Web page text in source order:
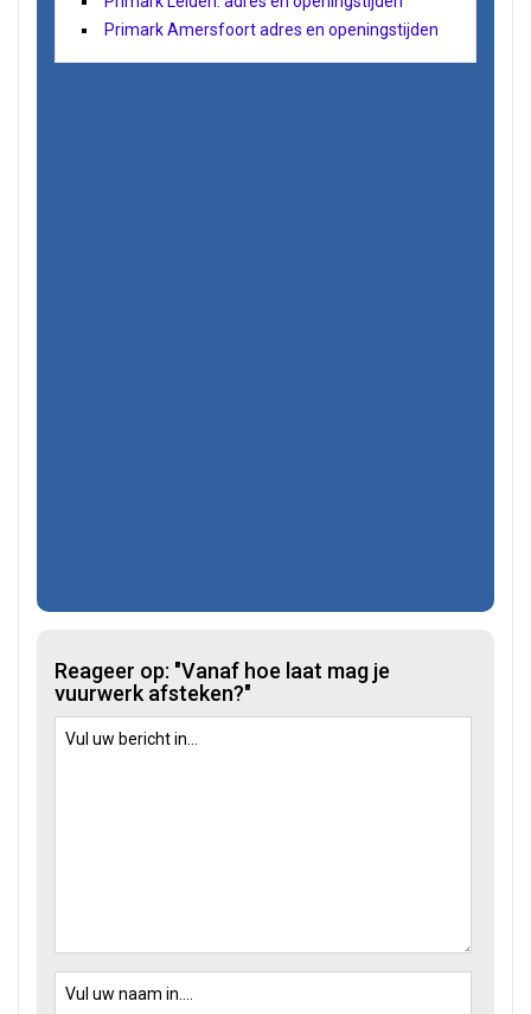
Primark Amersfoort adres en openingstijden
Reageer op: "Vanaf hoe laat mag je
vuurwerk afsteken?"